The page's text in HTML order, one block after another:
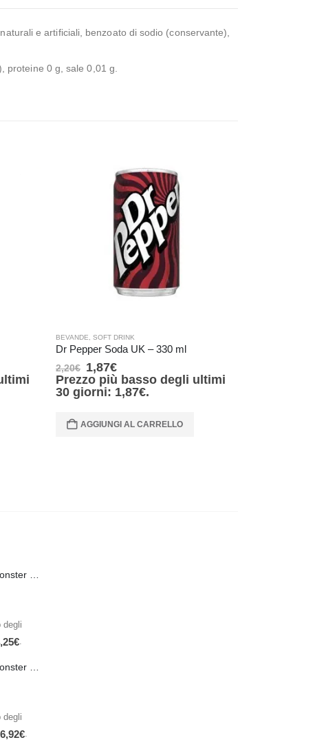
e artificiali, benzoato di sodio (conservante),
proteine 0 g, sale 0,01 g.
BEVANDE SOFT DRINK
Dr Pepper Soda UK – 330 ml
2,20€ 1,87€
Prezzo più basso degli ultimi
30 giorni: 1,87€.
AGGIUNGI AL CARRELLO
degli
€.
degli
€.